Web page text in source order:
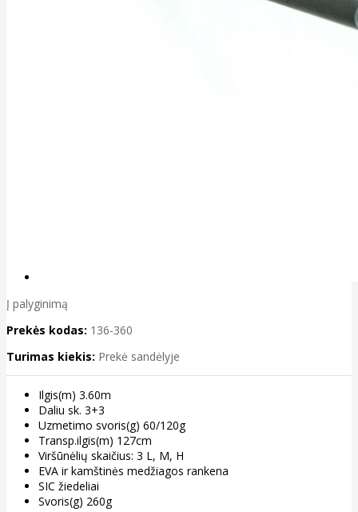
Į palyginimą
Prekės kodas: 136-360
Turimas kiekis: Prekė sandėlyje
Ilgis(m) 3.60m
Daliu sk. 3+3
Uzmetimo svoris(g) 60/120g
Transp.ilgis(m) 127cm
Viršūnėlių skaičius: 3 L, M, H
EVA ir kamštinės medžiagos rankena
SIC žiedeliai
Svoris(g) 260g